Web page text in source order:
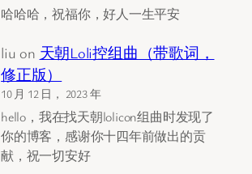
哈哈哈，祝福你，好人一生平安
liu on 天朝Loli控组曲（带歌词，
修正版）
10 月 12 日， 2023 年
hello，我在找天朝lolicon组曲时发现了
你的博客，感谢你十四年前做出的贡
献，祝一切安好